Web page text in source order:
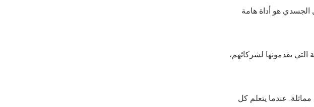
هو أداة هامة
يقدمونها لشركائهم،
عندما يتعلم كل